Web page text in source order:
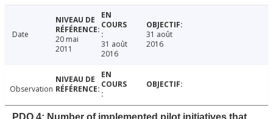
Date
20 mai
2011
31 août
2016
31 août
2016
Observation